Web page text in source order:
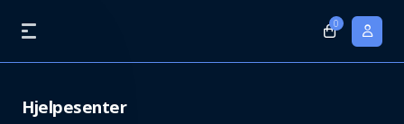
0
Hjelpesenter